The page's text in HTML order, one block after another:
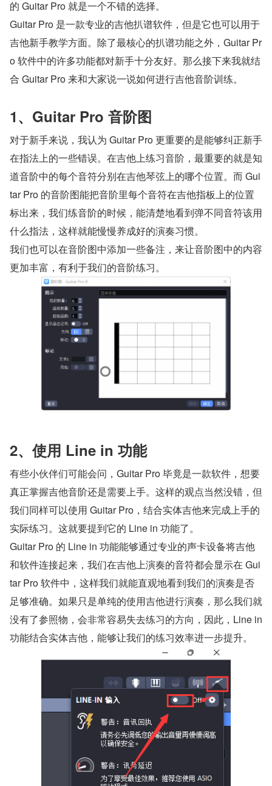
的 Guitar Pro 就是一个不错的选择。
Guitar Pro 是一款专业的吉他扒谱软件，但是它也可以用于
吉他新手教学方面。除了最核心的扒谱功能之外，Guitar Pr
o 软件中的许多功能都对新手十分友好。那么接下来我就结
合 Guitar Pro 来和大家说一说如何进行吉他音阶训练。
1、Guitar Pro 音阶图
对于新手来说，我认为 Guitar Pro 更重要的是能够纠正新手
在指法上的一些错误。在吉他上练习音阶，最重要的就是知
道音阶中的每个音符分别在吉他琴弦上的哪个位置。而 Gui
tar Pro 的音阶图能把音阶里每个音符在吉他指板上的位置
标出来，我们练音阶的时候，能清楚地看到弹不同音符该用
什么指法，这样就能慢慢养成好的演奏习惯。
我们也可以在音阶图中添加一些备注，来让音阶图中的内容
更加丰富，有利于我们的音阶练习。
2、使用 Line in 功能
有些小伙伴们可能会问，Guitar Pro 毕竟是一款软件，想要
真正掌握吉他音阶还是需要上手。这样的观点当然没错，但
我们同样可以使用 Guitar Pro，结合实体吉他来完成上手的
实际练习。这就要提到它的 Line in 功能了。
Guitar Pro 的 Line in 功能能够通过专业的声卡设备将吉他
和软件连接起来，我们在吉他上演奏的音符都会显示在 Gui
tar Pro 软件中，这样我们就能直观地看到我们的演奏是否
足够准确。如果只是单纯的使用吉他进行演奏，那么我们就
没有了参照物，会非常容易失去练习的方向，因此，Line in
功能结合实体吉他，能够让我们的练习效率进一步提升。